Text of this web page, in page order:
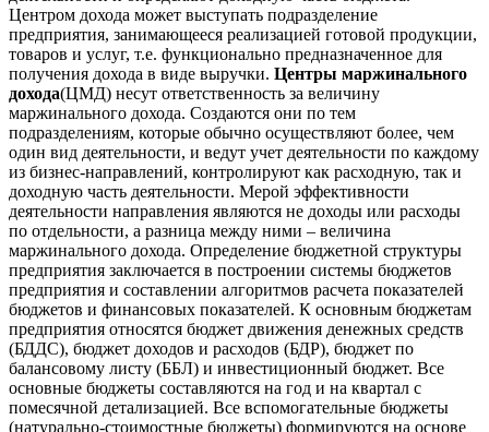
Центром дохода может выступать подразделение
предприятия, занимающееся реализацией готовой продукции,
товаров и услуг, т.е. функционально предназначенное для
получения дохода в виде выручки. Центры маржинального
дохода(ЦМД) несут ответственность за величину
маржинального дохода. Создаются они по тем
подразделениям, которые обычно осуществляют более, чем
один вид деятельности, и ведут учет деятельности по каждому
из бизнес-направлений, контролируют как расходную, так и
доходную часть деятельности. Мерой эффективности
деятельности направления являются не доходы или расходы
по отдельности, а разница между ними – величина
маржинального дохода. Определение бюджетной структуры
предприятия заключается в построении системы бюджетов
предприятия и составлении алгоритмов расчета показателей
бюджетов и финансовых показателей. К основным бюджетам
предприятия относятся бюджет движения денежных средств
(БДДС), бюджет доходов и расходов (БДР), бюджет по
балансовому листу (ББЛ) и инвестиционный бюджет. Все
основные бюджеты составляются на год и на квартал с
помесячной детализацией. Все вспомогательные бюджеты
(натурально-стоимостные бюджеты) формируются на основе